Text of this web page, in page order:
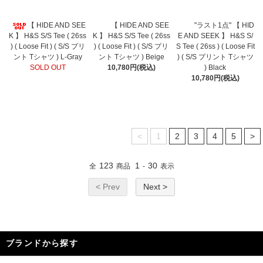
【 HIDE AND SEE
K 】 H&S S/S Tee ( 26ss
) ( Loose Fit ) ( S/S プリ
ント Tシャツ ) L-Gray
SOLD OUT
【 HIDE AND SEE
K 】 H&S S/S Tee ( 26ss
) ( Loose Fit ) ( S/S プリ
ント Tシャツ ) Beige
10,780円(税込)
"ラスト1点" 【 HID
E AND SEEK 】 H&S S/
S Tee ( 26ss ) ( Loose Fit
) ( S/S プリント Tシャツ
) Black
10,780円(税込)
< 1 2 3 4 5 >
全 123 商品 1 - 30 表示
< Prev Next >
ブランドから探す